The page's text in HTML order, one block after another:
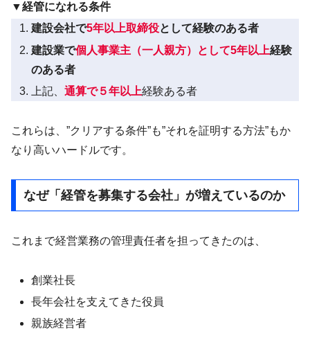
▼経管になれる条件
建設会社で5年以上取締役として経験のある者
建設業で個人事業主（一人親方）として5年以上経験
のある者
上記、通算で５年以上経験ある者
これらは、”クリアする条件”も”それを証明する方法”もか
なり高いハードルです。
なぜ「経管を募集する会社」が増えているのか
これまで経営業務の管理責任者を担ってきたのは、
創業社長
長年会社を支えてきた役員
親族経営者